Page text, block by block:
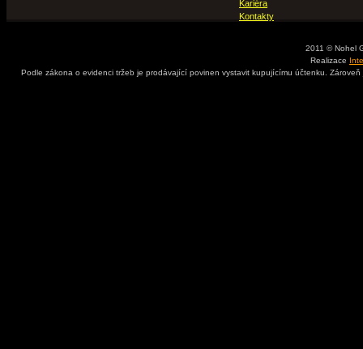
Kariéra
Kontakty
2011 © Nohel
Realizace
Podle zákona o evidenci tržeb je prodávající povinen vystavit kupujícímu účtenku.